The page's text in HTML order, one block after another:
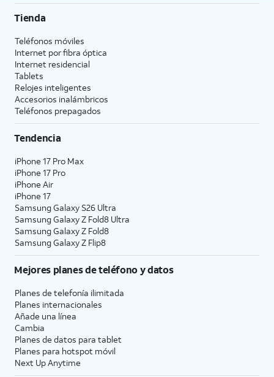
Tienda
Teléfonos móviles
Internet por fibra óptica
Internet residencial
Tablets
Relojes inteligentes
Accesorios inalámbricos
Teléfonos prepagados
Tendencia
iPhone 17 Pro Max
iPhone 17 Pro
iPhone Air
iPhone 17
Samsung Galaxy S26 Ultra
Samsung Galaxy Z Fold8 Ultra
Samsung Galaxy Z Fold8
Samsung Galaxy Z Flip8
Mejores planes de teléfono y datos
Planes de telefonía ilimitada
Planes internacionales
Añade una línea
Cambia
Planes de datos para tablet
Planes para hotspot móvil
Next Up Anytime